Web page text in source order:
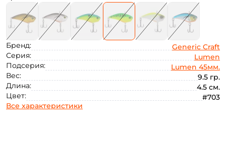
Бренд:
Generic Craft
Серия:
Lumen
Подсерия:
Lumen 45мм.
Вес:
9.5 гр.
Длина:
4.5 см.
Цвет:
#703
Все характеристики